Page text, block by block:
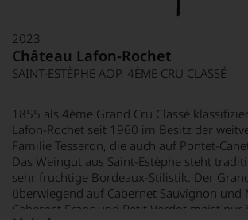
2023
Château Lafon-Rochet
SAINT-ESTÈPHE AOP, 4ÈME CRU CLASSÉ
1855 als 4ème Grand Cru Classé
Lafon-Rochet seit 1960 im Besitz der
Familie Tesseron, die auch auf Pontet-
Das Weingut aus Saint-Estèphe steht
sehr fruchtige Bordeaux-Stilistik. Der
überwiegend auf Cabernet Sauvignon und
Cabernet Franc und Petit Verdot meist nur